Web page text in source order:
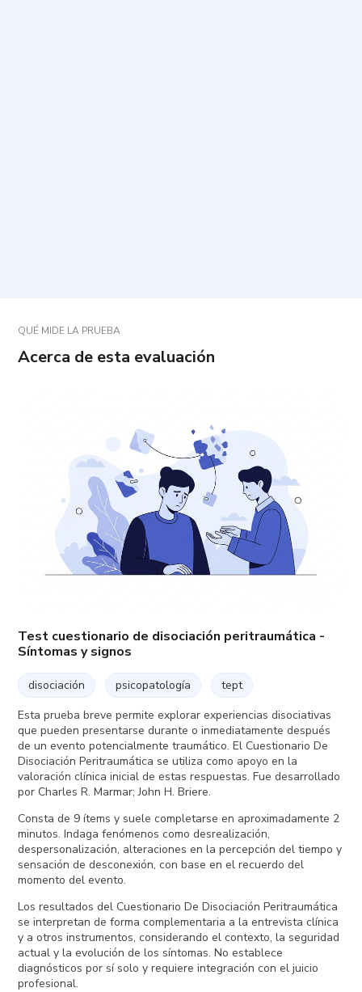
QUÉ MIDE LA PRUEBA
Acerca de esta evaluación
Test cuestionario de disociación peritraumática -
Síntomas y signos
disociación psicopatología
tept
Esta prueba breve permite explorar experiencias disociativas
que pueden presentarse durante o inmediatamente después
de un evento potencialmente traumático. El Cuestionario De
Disociación Peritraumática se utiliza como apoyo en la
valoración clínica inicial de estas respuestas. Fue desarrollado
por Charles R. Marmar; John H. Briere.
Consta de 9 ítems y suele completarse en aproximadamente 2
minutos. Indaga fenómenos como desrealización,
despersonalización, alteraciones en la percepción del tiempo y
sensación de desconexión, con base en el recuerdo del
momento del evento.
Los resultados del Cuestionario De Disociación Peritraumática
se interpretan de forma complementaria a la entrevista clínica
y a otros instrumentos, considerando el contexto, la seguridad
actual y la evolución de los síntomas. No establece
diagnósticos por sí solo y requiere integración con el juicio
profesional.